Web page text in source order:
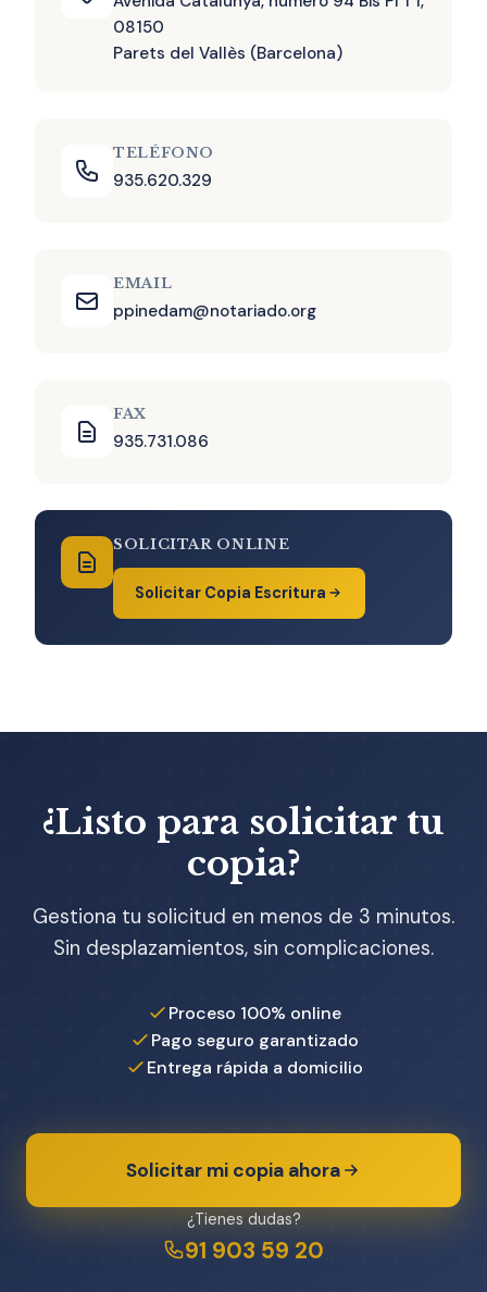
08150
Parets del Vallès (Barcelona)
TELÉFONO
935.620.329
EMAIL
ppinedam@notariado.org
FAX
935.731.086
SOLICITAR ONLINE
Solicitar Copia Escritura
¿Listo para solicitar tu
copia?
Gestiona tu solicitud en menos de 3 minutos.
Sin desplazamientos, sin complicaciones.
Proceso 100% online
Pago seguro garantizado
Entrega rápida a domicilio
Solicitar mi copia ahora
¿Tienes dudas?
91 903 59 20